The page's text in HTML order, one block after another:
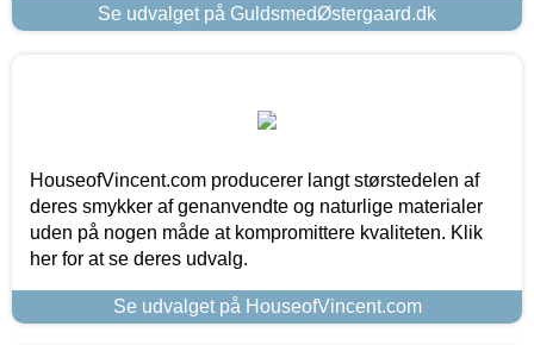
Se udvalget på GuldsmedØstergaard.dk
HouseofVincent.com producerer langt størstedelen af
deres smykker af genanvendte og naturlige materialer
uden på nogen måde at kompromittere kvaliteten. Klik
her for at se deres udvalg.
Se udvalget på HouseofVincent.com